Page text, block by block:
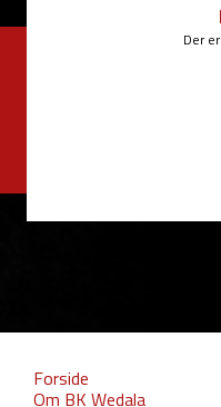
Der
Forside
Om BK Wedala